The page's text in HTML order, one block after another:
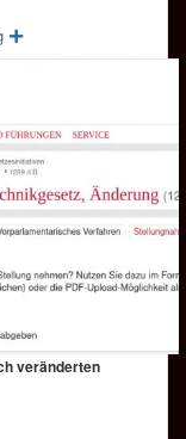
veränderten